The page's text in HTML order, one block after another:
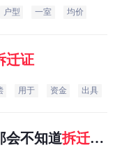
户型 一室 均价
迁证
用于 资金 出具
会不知道拆迁证